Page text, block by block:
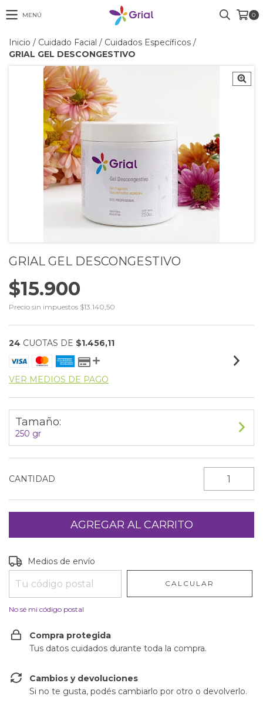
MENÚ 0
Inicio / Cuidado Facial / Cuidados Específicos /
GRIAL GEL DESCONGESTIVO
GRIAL GEL DESCONGESTIVO
$15.900
Precio sin impuestos $13.140,50
24 CUOTAS DE $1.456,11
VER MEDIOS DE PAGO
Tamaño:
250 gr
CANTIDAD
Entregas para el CP:
Medios de envío
CALCULAR
No sé mi código postal
Compra protegida
Tus datos cuidados durante toda la compra.
Cambios y devoluciones
Si no te gusta, podés cambiarlo por otro o devolverlo.